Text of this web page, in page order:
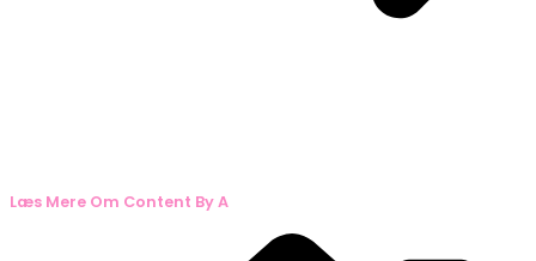
Læs Mere Om Content By A